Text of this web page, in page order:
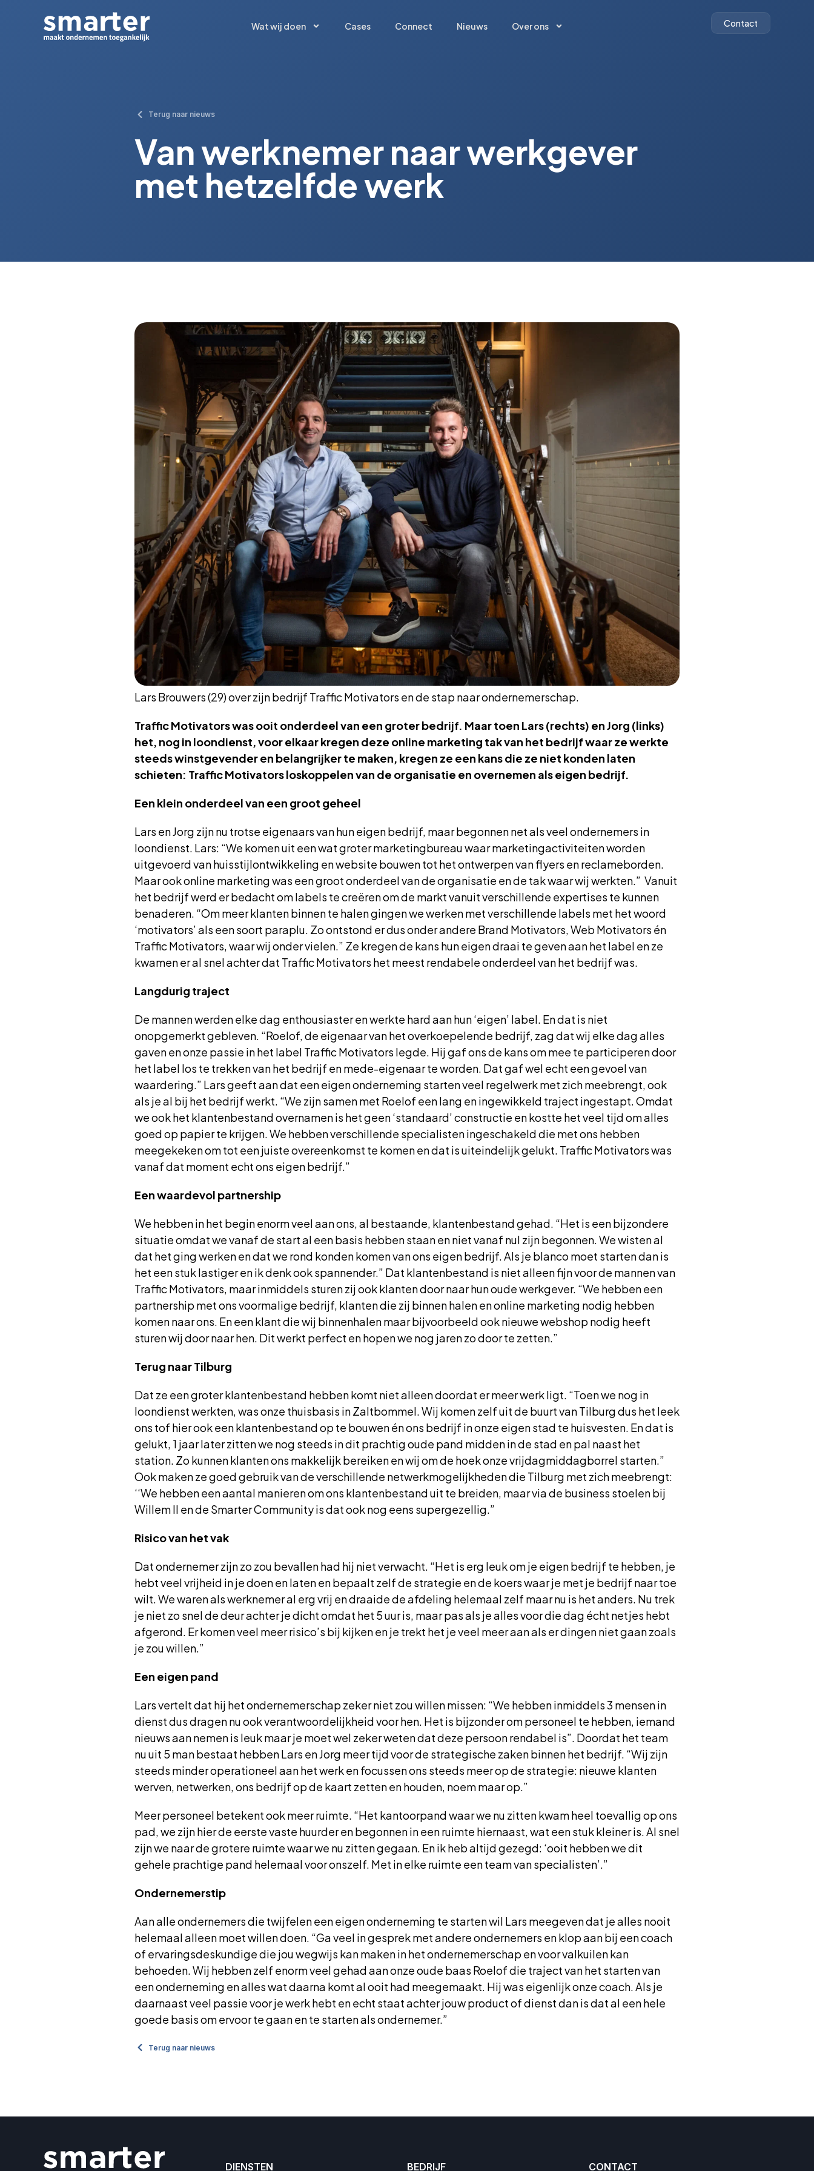
Wat wij doen Cases Connect Nieuws Over ons Contact
Contact
Terug naar nieuws
Van werknemer naar werkgever
met hetzelfde werk
Lars Brouwers (29) over zijn bedrijf Traffic Motivators en de stap naar ondernemerschap.
Traffic Motivators was ooit onderdeel van een groter bedrijf. Maar toen Lars (rechts) en Jorg (links)
het, nog in loondienst, voor elkaar kregen deze online marketing tak van het bedrijf waar ze werkte
steeds winstgevender en belangrijker te maken, kregen ze een kans die ze niet konden laten
schieten: Traffic Motivators loskoppelen van de organisatie en overnemen als eigen bedrijf.
Een klein onderdeel van een groot geheel
Lars en Jorg zijn nu trotse eigenaars van hun eigen bedrijf, maar begonnen net als veel ondernemers in
loondienst. Lars: “We komen uit een wat groter marketingbureau waar marketingactiviteiten worden
uitgevoerd van huisstijlontwikkeling en website bouwen tot het ontwerpen van flyers en reclameborden.
Maar ook online marketing was een groot onderdeel van de organisatie en de tak waar wij werkten.” Vanuit
het bedrijf werd er bedacht om labels te creëren om de markt vanuit verschillende expertises te kunnen
benaderen. “Om meer klanten binnen te halen gingen we werken met verschillende labels met het woord
‘motivators’ als een soort paraplu. Zo ontstond er dus onder andere Brand Motivators, Web Motivators én
Traffic Motivators, waar wij onder vielen.” Ze kregen de kans hun eigen draai te geven aan het label en ze
kwamen er al snel achter dat Traffic Motivators het meest rendabele onderdeel van het bedrijf was.
Langdurig traject
De mannen werden elke dag enthousiaster en werkte hard aan hun ‘eigen’ label. En dat is niet
onopgemerkt gebleven. “Roelof, de eigenaar van het overkoepelende bedrijf, zag dat wij elke dag alles
gaven en onze passie in het label Traffic Motivators legde. Hij gaf ons de kans om mee te participeren door
het label los te trekken van het bedrijf en mede-eigenaar te worden. Dat gaf wel echt een gevoel van
waardering.” Lars geeft aan dat een eigen onderneming starten veel regelwerk met zich meebrengt, ook
als je al bij het bedrijf werkt. “We zijn samen met Roelof een lang en ingewikkeld traject ingestapt. Omdat
we ook het klantenbestand overnamen is het geen ‘standaard’ constructie en kostte het veel tijd om alles
goed op papier te krijgen. We hebben verschillende specialisten ingeschakeld die met ons hebben
meegekeken om tot een juiste overeenkomst te komen en dat is uiteindelijk gelukt. Traffic Motivators was
vanaf dat moment echt ons eigen bedrijf.”
Een waardevol partnership
We hebben in het begin enorm veel aan ons, al bestaande, klantenbestand gehad. “Het is een bijzondere
situatie omdat we vanaf de start al een basis hebben staan en niet vanaf nul zijn begonnen. We wisten al
dat het ging werken en dat we rond konden komen van ons eigen bedrijf. Als je blanco moet starten dan is
het een stuk lastiger en ik denk ook spannender.” Dat klantenbestand is niet alleen fijn voor de mannen van
Traffic Motivators, maar inmiddels sturen zij ook klanten door naar hun oude werkgever. “We hebben een
partnership met ons voormalige bedrijf, klanten die zij binnen halen en online marketing nodig hebben
komen naar ons. En een klant die wij binnenhalen maar bijvoorbeeld ook nieuwe webshop nodig heeft
sturen wij door naar hen. Dit werkt perfect en hopen we nog jaren zo door te zetten.”
Terug naar Tilburg
Dat ze een groter klantenbestand hebben komt niet alleen doordat er meer werk ligt. “Toen we nog in
loondienst werkten, was onze thuisbasis in Zaltbommel. Wij komen zelf uit de buurt van Tilburg dus het leek
ons tof hier ook een klantenbestand op te bouwen én ons bedrijf in onze eigen stad te huisvesten. En dat is
gelukt, 1 jaar later zitten we nog steeds in dit prachtig oude pand midden in de stad en pal naast het
station. Zo kunnen klanten ons makkelijk bereiken en wij om de hoek onze vrijdagmiddagborrel starten.”
Ook maken ze goed gebruik van de verschillende netwerkmogelijkheden die Tilburg met zich meebrengt:
‘‘We hebben een aantal manieren om ons klantenbestand uit te breiden, maar via de business stoelen bij
Willem II en de Smarter Community is dat ook nog eens supergezellig.”
Risico van het vak
Dat ondernemer zijn zo zou bevallen had hij niet verwacht. “Het is erg leuk om je eigen bedrijf te hebben, je
hebt veel vrijheid in je doen en laten en bepaalt zelf de strategie en de koers waar je met je bedrijf naar toe
wilt. We waren als werknemer al erg vrij en draaide de afdeling helemaal zelf maar nu is het anders. Nu trek
je niet zo snel de deur achter je dicht omdat het 5 uur is, maar pas als je alles voor die dag écht netjes hebt
afgerond. Er komen veel meer risico’s bij kijken en je trekt het je veel meer aan als er dingen niet gaan zoals
je zou willen.”
Een eigen pand
Lars vertelt dat hij het ondernemerschap zeker niet zou willen missen: “We hebben inmiddels 3 mensen in
dienst dus dragen nu ook verantwoordelijkheid voor hen. Het is bijzonder om personeel te hebben, iemand
nieuws aan nemen is leuk maar je moet wel zeker weten dat deze persoon rendabel is”. Doordat het team
nu uit 5 man bestaat hebben Lars en Jorg meer tijd voor de strategische zaken binnen het bedrijf. “Wij zijn
steeds minder operationeel aan het werk en focussen ons steeds meer op de strategie: nieuwe klanten
werven, netwerken, ons bedrijf op de kaart zetten en houden, noem maar op.”
Meer personeel betekent ook meer ruimte. “Het kantoorpand waar we nu zitten kwam heel toevallig op ons
pad, we zijn hier de eerste vaste huurder en begonnen in een ruimte hiernaast, wat een stuk kleiner is. Al snel
zijn we naar de grotere ruimte waar we nu zitten gegaan. En ik heb altijd gezegd: ‘ooit hebben we dit
gehele prachtige pand helemaal voor onszelf. Met in elke ruimte een team van specialisten’.”
Ondernemerstip
Aan alle ondernemers die twijfelen een eigen onderneming te starten wil Lars meegeven dat je alles nooit
helemaal alleen moet willen doen. “Ga veel in gesprek met andere ondernemers en klop aan bij een coach
of ervaringsdeskundige die jou wegwijs kan maken in het ondernemerschap en voor valkuilen kan
behoeden. Wij hebben zelf enorm veel gehad aan onze oude baas Roelof die traject van het starten van
een onderneming en alles wat daarna komt al ooit had meegemaakt. Hij was eigenlijk onze coach. Als je
daarnaast veel passie voor je werk hebt en echt staat achter jouw product of dienst dan is dat al een hele
goede basis om ervoor te gaan en te starten als ondernemer.”
Terug naar nieuws
DIENSTEN BEDRIJF CONTACT